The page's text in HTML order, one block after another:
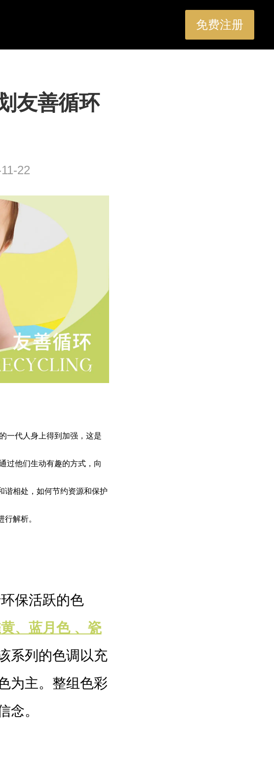
免费注册
友善循环
22
一代人身上得到加强，这是
过他们生动有趣的方式，向
谐相处，如何节约资源和保护
解析。
保活跃的色
、蓝月色 、瓷
系列的色调以充
为主。 整组色彩
念。